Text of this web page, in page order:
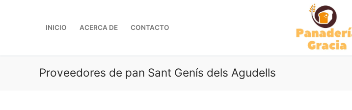
INICIO ACERCA DE CONTACTO
Proveedores de pan Sant Genís dels Agudells